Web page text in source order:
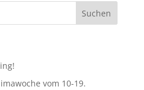
vom 10-19.